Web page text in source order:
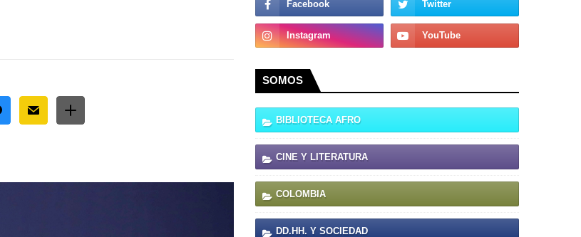
SOMOS
BIBLIOTECA AFRO
CINE Y LITERATURA
COLOMBIA
DD.HH. Y SOCIEDAD